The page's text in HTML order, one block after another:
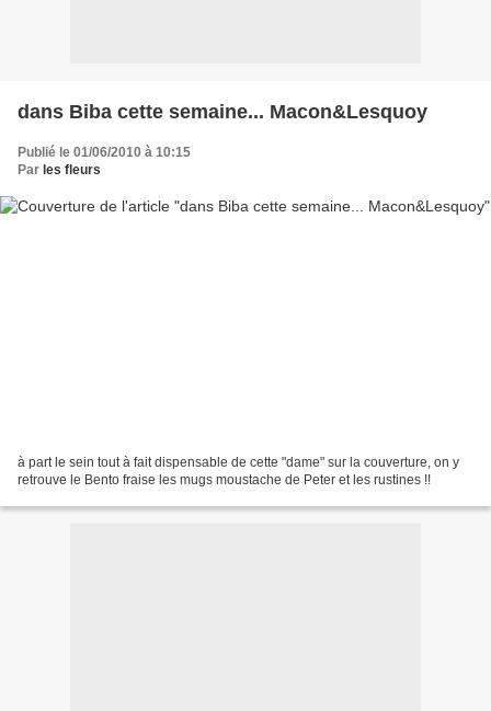
dans Biba cette semaine... Macon&Lesquoy
Publié le 01/06/2010 à 10:15
Par les fleurs
à part le sein tout à fait dispensable de cette "dame" sur la couverture, on y
retrouve le Bento fraise les mugs moustache de Peter et les rustines !!